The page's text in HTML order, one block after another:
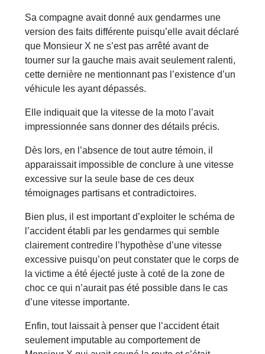
Sa compagne avait donné aux gendarmes une
version des faits différente puisqu’elle avait déclaré
que Monsieur X ne s’est pas arrêté avant de
tourner sur la gauche mais avait seulement ralenti,
cette dernière ne mentionnant pas l’existence d’un
véhicule les ayant dépassés.
Elle indiquait que la vitesse de la moto l’avait
impressionnée sans donner des détails précis.
Dès lors, en l’absence de tout autre témoin, il
apparaissait impossible de conclure à une vitesse
excessive sur la seule base de ces deux
témoignages partisans et contradictoires.
Bien plus, il est important d’exploiter le schéma de
l’accident établi par les gendarmes qui semble
clairement contredire l’hypothèse d’une vitesse
excessive puisqu’on peut constater que le corps de
la victime a été éjecté juste à coté de la zone de
choc ce qui n’aurait pas été possible dans le cas
d’une vitesse importante.
Enfin, tout laissait à penser que l’accident était
seulement imputable au comportement de